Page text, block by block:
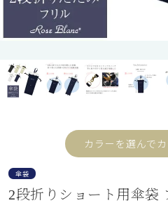
遮光
アームカ
遮光雑
カラーを選んで
傘袋
2段折りショート用傘袋